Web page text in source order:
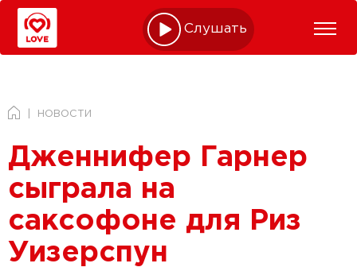
Слушать online
НОВОСТИ
Дженнифер Гарнер
сыграла на
саксофоне для Риз
Уизерспун